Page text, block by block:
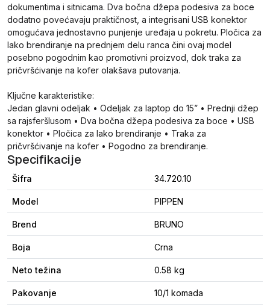
dokumentima i sitnicama. Dva bočna džepa podesiva za boce
dodatno povećavaju praktičnost, a integrisani USB konektor
omogućava jednostavno punjenje uređaja u pokretu. Pločica za
lako brendiranje na prednjem delu ranca čini ovaj model
posebno pogodnim kao promotivni proizvod, dok traka za
pričvršćivanje na kofer olakšava putovanja.
Ključne karakteristike:
Jedan glavni odeljak • Odeljak za laptop do 15” • Prednji džep
sa rajsferšlusom • Dva bočna džepa podesiva za boce • USB
konektor • Pločica za lako brendiranje • Traka za
pričvršćivanje na kofer • Pogodno za brendiranje.
Specifikacije
Šifra 34.720.10
Model PIPPEN
Brend BRUNO
Boja Crna
Neto težina 0.58 kg
Pakovanje 10/1 komada